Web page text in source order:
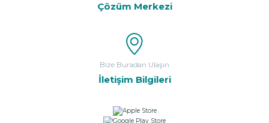
Çözüm Merkezi
Bize Buradan Ulaşın
İletişim Bilgileri